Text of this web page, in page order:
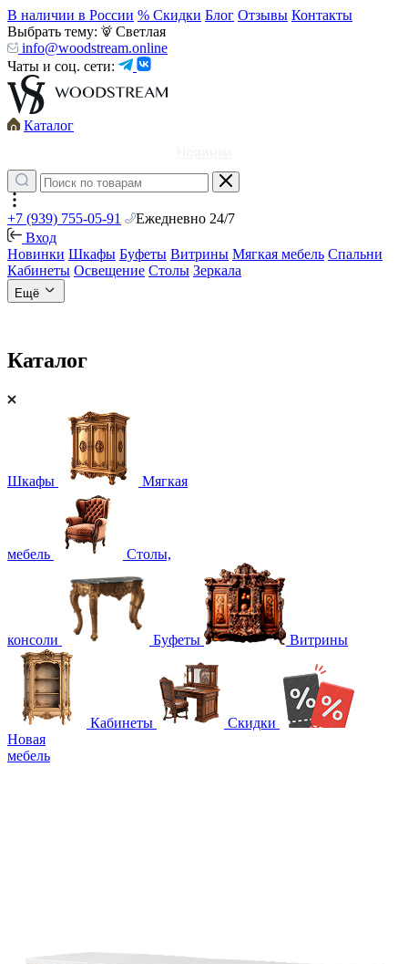
В наличии в России % Скидки Блог Отзывы Контакты
Выбрать тему:
Светлая
info@woodstream.online
Чаты и соц. сети:
Каталог
+7 (939) 755-05-91
Ежедневно 24/7
Вход
Новинки Шкафы Буфеты Витрины Мягкая мебель Спальни
Кабинеты Освещение Столы Зеркала
Ещё
Каталог
Шкафы Мягкая
мебель Столы,
консоли Буфеты Витрины
Кабинеты
Скидки
Новая
мебель